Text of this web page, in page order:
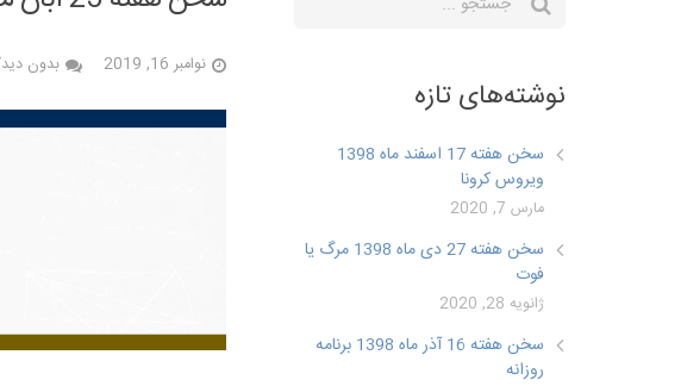
نوامبر 16, 2019 بدون
نوشته‌های تازه
سخن هفته 17 اسفند ماه 1398
ویروس کرونا
مارس 7, 2020
سخن هفته 27 دی ماه 1398 مرگ یا
فوت
ژانویه 28, 2020
سخن هفته 16 آذر ماه 1398 برنامه
روزانه